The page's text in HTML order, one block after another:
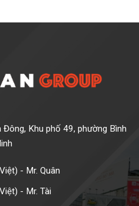
Khu phố 49, phường Bình
- Mr. Quân
- Mr. Tài